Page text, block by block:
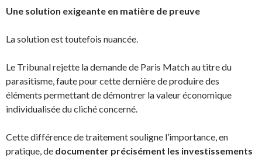
Une solution exigeante en matière de preuve
La solution est toutefois nuancée.
Le Tribunal rejette la demande de Paris Match au titre du
parasitisme, faute pour cette dernière de produire des
éléments permettant de démontrer la valeur économique
individualisée du cliché concerné.
Cette différence de traitement souligne l’importance, en
pratique, de documenter précisément les investissements